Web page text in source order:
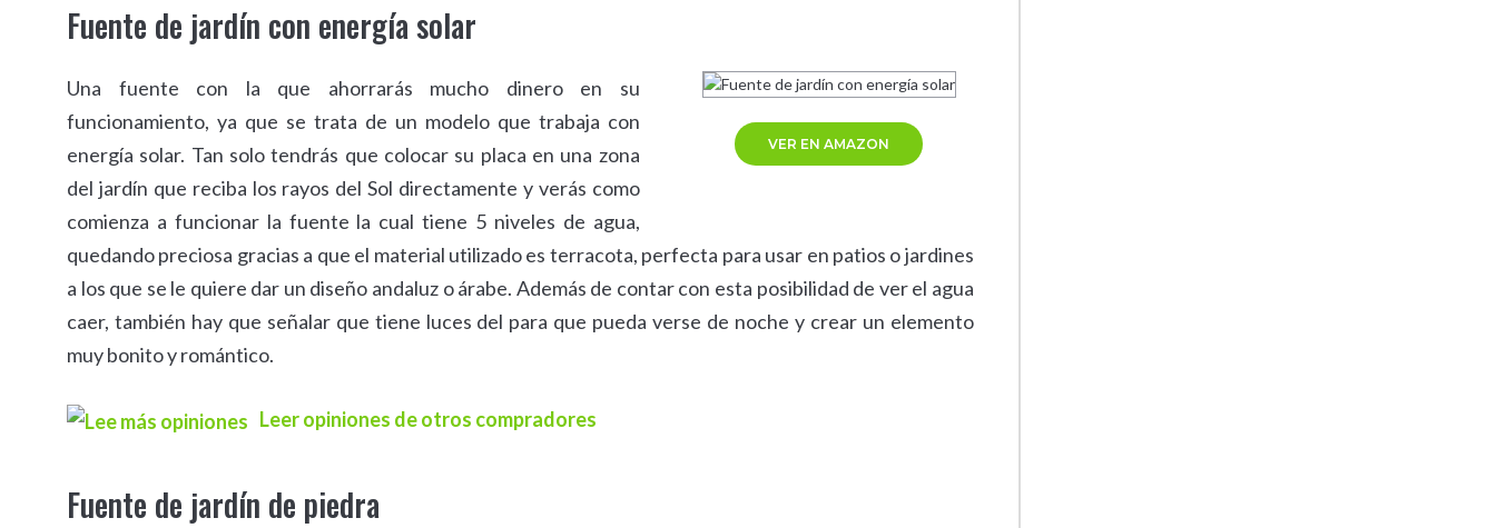
Fuente de jardín con energía solar
VER EN AMAZON
Una fuente con la que ahorrarás mucho dinero en su
funcionamiento, ya que se trata de un modelo que trabaja con
energía solar. Tan solo tendrás que colocar su placa en una zona
del jardín que reciba los rayos del Sol directamente y verás como
comienza a funcionar la fuente la cual tiene 5 niveles de agua,
quedando preciosa gracias a que el material utilizado es terracota, perfecta para usar en patios o jardines
a los que se le quiere dar un diseño andaluz o árabe. Además de contar con esta posibilidad de ver el agua
caer, también hay que señalar que tiene luces del para que pueda verse de noche y crear un elemento
muy bonito y romántico.
Leer opiniones de otros compradores
Fuente de jardín de piedra